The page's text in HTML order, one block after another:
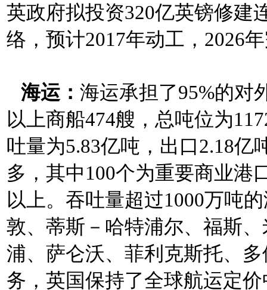
英政府拟投资320亿英镑修建
络，预计2017年动工，2026
海运： 海运承担了95%的对
以上商船474艘，总吨位为
吐量为5.83亿吨，出口2.18亿
多，其中100个为重要商业港
以上。吞吐量超过1000万吨
敦、蒂斯－哈特浦尔、福斯
浦、萨仑沃、菲利克斯托、
务，英国保持了全球航运定